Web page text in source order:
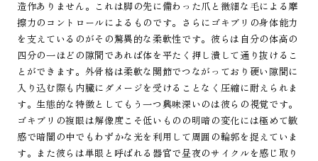
造作ありません。これは脚の先に備わった爪と微細な毛による摩
擦力のコントロールによるものです。さらにゴキブリの身体能力
を支えているのがその驚異的な柔軟性です。彼らは自分の体高の
四分の一ほどの隙間であれば体を平たく押し潰して通り抜けるこ
とができます。外骨格は柔軟な関節でつながっており硬い隙間に
入り込む際も内臓にダメージを受けることなく圧縮に耐えられま
す。生態的な特徴としてもう一つ興味深いのは彼らの視覚です。
ゴキブリの複眼は解像度こそ低いものの明暗の変化には極めて敏
感で暗闇の中でもわずかな光を利用して周囲の輪郭を捉えていま
す。また彼らは単眼と呼ばれる器官で昼夜のサイクルを感じ取り